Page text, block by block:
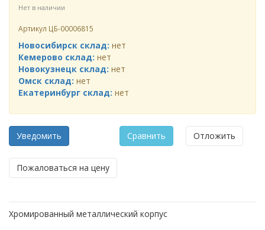
Нет в наличии
Артикул ЦБ-00006815
Новосибирск склад: нет
Кемерово склад: нет
Новокузнецк склад: нет
Омск склад: нет
Екатеринбург склад: нет
Уведомить Сравнить Отложить
Пожаловаться на цену
Хромированный металлический корпус